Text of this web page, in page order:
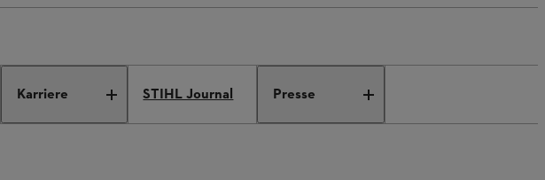
Karriere STIHL Journal Presse